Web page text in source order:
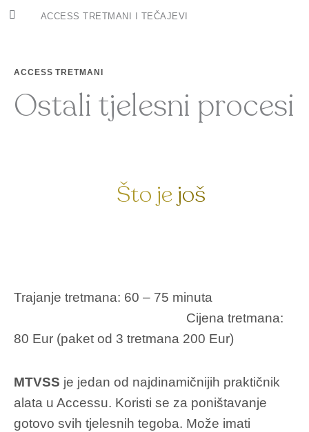
ACCESS TRETMANI I TEČAJEVI
ACCESS TRETMANI
Ostali tjelesni procesi
Što je još
Trajanje tretmana: 60 – 75 minuta
Cijena tretmana:
80 Eur (paket od 3 tretmana 200 Eur)
MTVSS je jedan od najdinamičnijih praktičnik
alata u Accessu. Koristi se za poništavanje
gotovo svih tjelesnih tegoba. Može imati